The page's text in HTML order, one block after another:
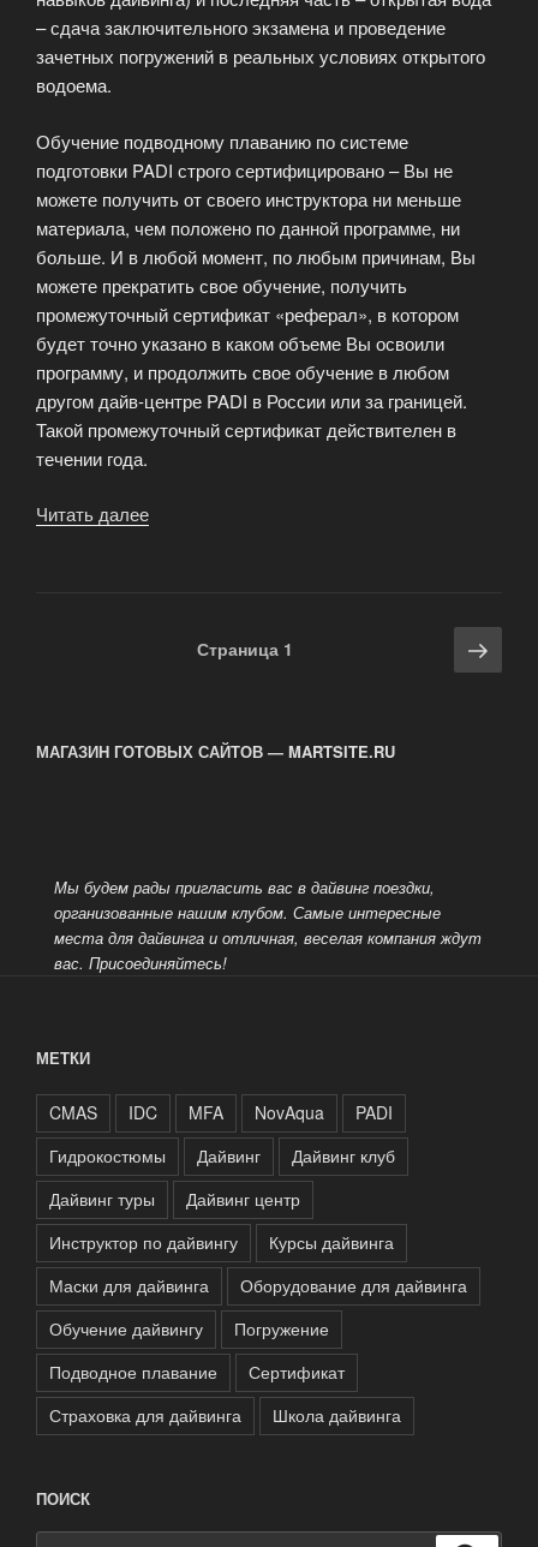
– сдача заключительного экзамена и проведение
зачетных погружений в реальных условиях открытого
водоема.
Обучение подводному плаванию по системе
подготовки PADI строго сертифицировано – Вы не
можете получить от своего инструктора ни меньше
материала, чем положено по данной программе, ни
больше. И в любой момент, по любым причинам, Вы
можете прекратить свое обучение, получить
промежуточный сертификат «реферал», в котором
будет точно указано в каком объеме Вы освоили
программу, и продолжить свое обучение в любом
другом дайв-центре PADI в России или за границей.
Такой промежуточный сертификат действителен в
течении года.
Читать далее
Страница 1
МАГАЗИН ГОТОВЫХ САЙТОВ — MARTSITE.RU
Мы будем рады пригласить вас в дайвинг поездки,
организованные нашим клубом. Самые интересные
места для дайвинга и отличная, веселая компания ждут
вас. Присоединяйтесь!
МЕТКИ
CMAS IDC MFA NovAqua
PADI
Гидрокостюмы
Дайвинг
Дайвинг клуб
Дайвинг туры
Дайвинг центр
Инструктор по дайвингу
Курсы дайвинга
Маски для дайвинга
Оборудование для дайвинга
Обучение дайвингу
Погружение
Подводное плавание
Сертификат
Страховка для дайвинга
Школа дайвинга
ПОИСК